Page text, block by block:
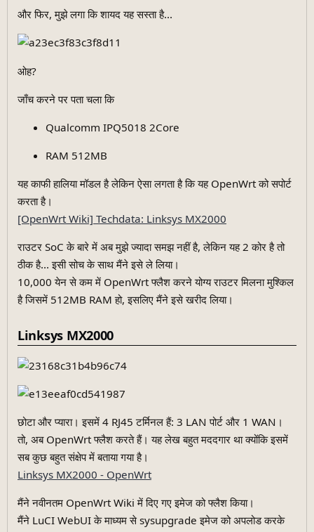
और फिर, मुझे लगा कि शायद यह सस्ता है...
ओह?
जाँच करने पर पता चला कि
Qualcomm IPQ5018 2Core
RAM 512MB
यह काफी हालिया मॉडल है लेकिन ऐसा लगता है कि यह OpenWrt को सपोर्ट
करता है।
[OpenWrt Wiki] Techdata: Linksys MX2000
राउटर SoC के बारे में अब मुझे ज्यादा समझ नहीं है, लेकिन यह 2 कोर है तो
ठीक है... इसी सोच के साथ मैंने इसे ले लिया।
10,000 येन से कम में OpenWrt फ्लैश करने योग्य राउटर मिलना मुश्किल
है जिसमें 512MB RAM हो, इसलिए मैंने इसे खरीद लिया।
Linksys MX2000
छोटा और प्यारा। इसमें 4 RJ45 टर्मिनल हैं: 3 LAN पोर्ट और 1 WAN।
तो, अब OpenWrt फ्लैश करते हैं। यह लेख बहुत मददगार था क्योंकि इसमें
सब कुछ बहुत संक्षेप में बताया गया है।
Linksys MX2000 - OpenWrt
मैंने नवीनतम OpenWrt Wiki में दिए गए इमेज को फ्लैश किया।
मैंने LuCI WebUI के माध्यम से sysupgrade इमेज को अपलोड करके